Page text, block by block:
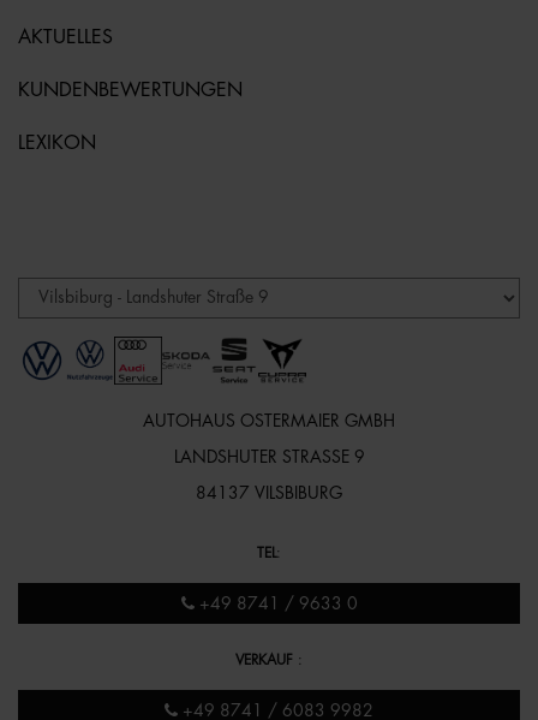
AKTUELLES
KUNDENBEWERTUNGEN
LEXIKON
AUTOHAUS OSTERMAIER GMBH
LANDSHUTER STRASSE 9
84137 VILSBIBURG
TEL :
+49 8741 / 9633 0
VERKAUF :
+49 8741 / 6083 9982